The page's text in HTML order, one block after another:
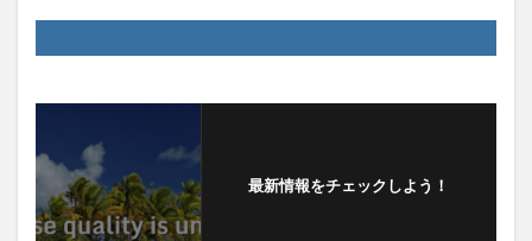
最新情報をチェックしよう！